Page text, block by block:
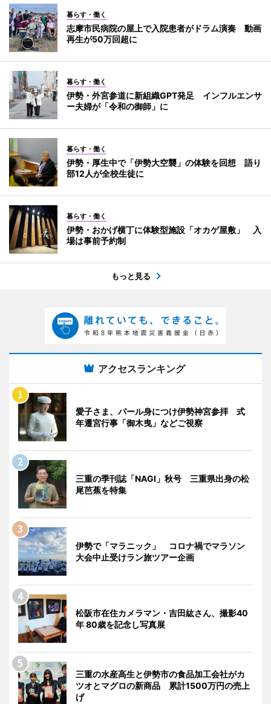
暮らす・働く
志摩市民病院の屋上で入院患者がドラム演奏 動画
再生が50万回超に
暮らす・働く
伊勢・外宮参道に新組織GPT発足 インフルエンサ
ー夫婦が「令和の御師」に
暮らす・働く
伊勢・厚生中で「伊勢大空襲」の体験を回想 語り
部12人が全校生徒に
暮らす・働く
伊勢・おかげ横丁に体験型施設「オカゲ屋敷」 入
場は事前予約制
もっと見る
アクセスランキング
愛子さま、パール身につけ伊勢神宮参拝 式
年遷宮行事「御木曳」などご視察
三重の季刊誌「NAGI」秋号 三重県出身の松
尾芭蕉を特集
伊勢で「マラニック」 コロナ禍でマラソン
大会中止受けラン旅ツアー企画
松阪市在住カメラマン・吉田紘さん、撮影40
年 80歳を記念し写真展
三重の水産高生と伊勢市の食品加工会社がカ
ツオとマグロの新商品 累計1500万円の売上
げ